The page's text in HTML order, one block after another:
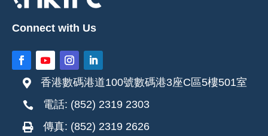
Connect with Us
 香港數碼港道100號數碼港3座C區5樓501室
 電話: (852) 2319 2303
 傳真: (852) 2319 2626